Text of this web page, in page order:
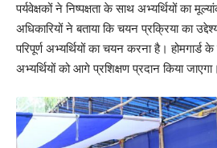
पर्यवेक्षकों ने निष्पक्षता के साथ अभ्यर्थियों का
अधिकारियों ने बताया कि चयन प्रक्रिया का
परिपूर्ण अभ्यर्थियों का चयन करना है।
अभ्यर्थियों को आगे प्रशिक्षण प्रदान किया जाएगा।